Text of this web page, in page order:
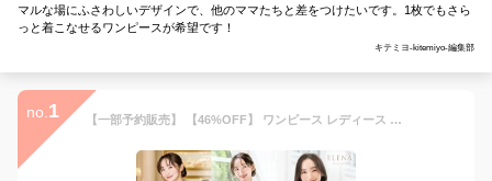
マルな場にふさわしいデザインで、他のママたちと差をつけたいです。1枚でもさら
っと着こなせるワンピースが希望です！
キテミヨ-kitemiyo-編集部
no. 1 【一部予約販売】 【46%OFF】 ワンピース レディース ロング ストレッチ 洗える 上品 きれいめ セレモニー パーティ 冠婚葬祭 入学式 卒業式 入園式 卒園式 喪服 葬式 お盆 通勤 ビジネス オールシーズン 春 夏 秋 冬 試着チケット対象